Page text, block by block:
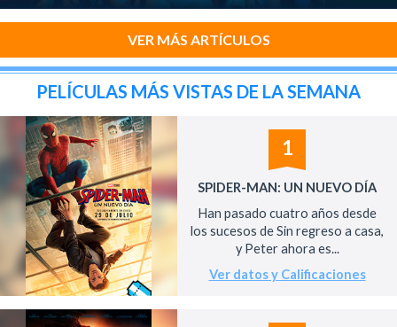
VER MÁS ARTÍCULOS
PELÍCULAS MÁS VISTAS DE LA SEMANA
1
SPIDER-MAN: UN NUEVO DÍA
Han pasado cuatro años desde
los sucesos de Sin regreso a casa,
y Peter ahora es...
Ver datos y Calificaciones